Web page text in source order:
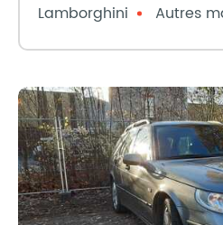
Lamborghini
Autres